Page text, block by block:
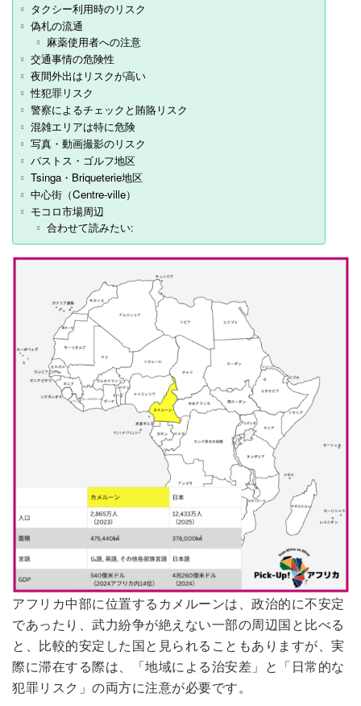
タクシー利用時のリスク
偽札の流通
麻薬使用者への注意
交通事情の危険性
夜間外出はリスクが高い
性犯罪リスク
警察によるチェックと賄賂リスク
混雑エリアは特に危険
写真・動画撮影のリスク
バストス・ゴルフ地区
Tsinga・Briqueterie地区
中心街（Centre-ville）
モコロ市場周辺
合わせて読みたい:
アフリカ中部に位置するカメルーンは、政治的に不安定
であったり、武力紛争が絶えない一部の周辺国と比べる
と、比較的安定した国と見られることもありますが、実
際に滞在する際は、「地域による治安差」と「日常的な
犯罪リスク」の両方に注意が必要です。